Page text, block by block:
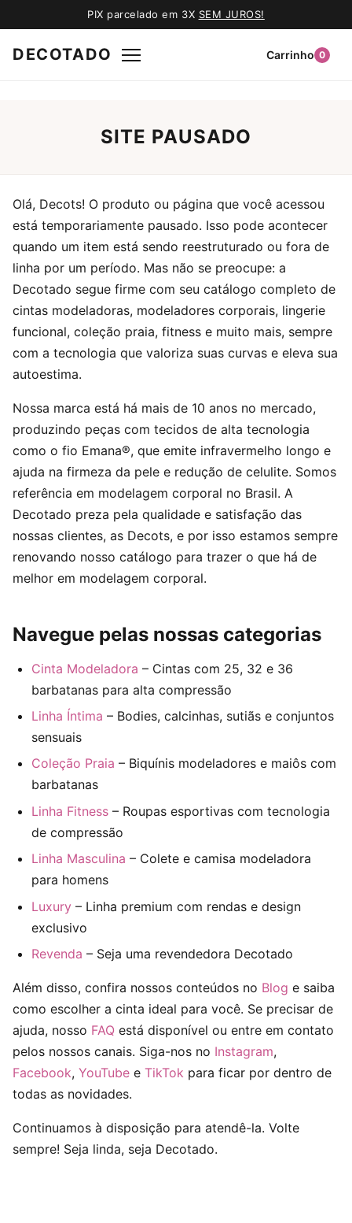
PIX parcelado em 3X SEM JUROS!
DECOTADO Carrinho 0
SITE PAUSADO
Olá, Decots! O produto ou página que você acessou
está temporariamente pausado. Isso pode acontecer
quando um item está sendo reestruturado ou fora de
linha por um período. Mas não se preocupe: a
Decotado segue firme com seu catálogo completo de
cintas modeladoras, modeladores corporais, lingerie
funcional, coleção praia, fitness e muito mais, sempre
com a tecnologia que valoriza suas curvas e eleva sua
autoestima.
Nossa marca está há mais de 10 anos no mercado,
produzindo peças com tecidos de alta tecnologia
como o fio Emana®, que emite infravermelho longo e
ajuda na firmeza da pele e redução de celulite. Somos
referência em modelagem corporal no Brasil. A
Decotado preza pela qualidade e satisfação das
nossas clientes, as Decots, e por isso estamos sempre
renovando nosso catálogo para trazer o que há de
melhor em modelagem corporal.
Navegue pelas nossas categorias
Cinta Modeladora – Cintas com 25, 32 e 36
barbatanas para alta compressão
Linha Íntima – Bodies, calcinhas, sutiãs e conjuntos
sensuais
Coleção Praia – Biquínis modeladores e maiôs com
barbatanas
Linha Fitness – Roupas esportivas com tecnologia
de compressão
Linha Masculina – Colete e camisa modeladora
para homens
Luxury – Linha premium com rendas e design
exclusivo
Revenda – Seja uma revendedora Decotado
Além disso, confira nossos conteúdos no Blog e saiba
como escolher a cinta ideal para você. Se precisar de
ajuda, nosso FAQ está disponível ou entre em contato
pelos nossos canais. Siga-nos no Instagram,
Facebook, YouTube e TikTok para ficar por dentro de
todas as novidades.
Continuamos à disposição para atendê-la. Volte
sempre! Seja linda, seja Decotado.